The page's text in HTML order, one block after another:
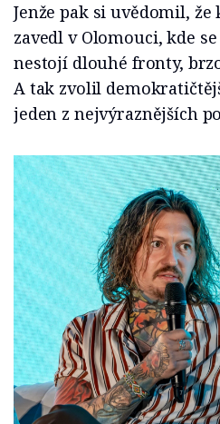
Jenže pak si uvědomil,
zavedl v Olomouci, kde
nestojí dlouhé fronty,
A tak zvolil
jeden z nejvýraznějších